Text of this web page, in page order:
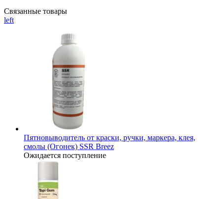
Связанные товары
left
Пятновыводитель от краски, ручки, маркера, клея,
смолы (Огонек) SSR Breez
Ожидается поступление